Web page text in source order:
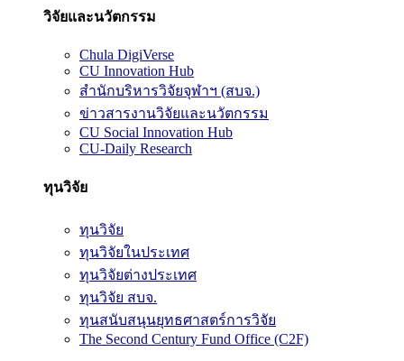
วิจัยและนวัตกรรม
Chula DigiVerse
CU Innovation Hub
สำนักบริหารวิจัยจุฬาฯ (สบจ.)
ข่าวสารงานวิจัยและนวัตกรรม
CU Social Innovation Hub
CU-Daily Research
ทุนวิจัย
ทุนวิจัย
ทุนวิจัยในประเทศ
ทุนวิจัยต่างประเทศ
ทุนวิจัย สบจ.
ทุนสนับสนุนยุทธศาสตร์การวิจัย
The Second Century Fund Office (C2F)